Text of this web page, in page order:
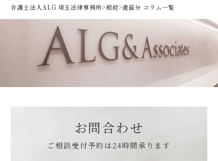
弁護士法人ALG 埼玉法律事務所>相続>遺留分 コラム一覧
お問合わせ
ご相談受付予約は24時間承ります